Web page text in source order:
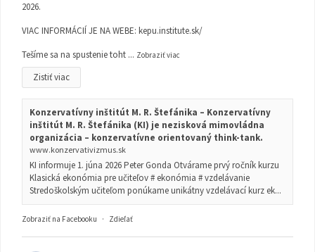
2026.
VIAC INFORMÁCIÍ JE NA WEBE: kepu.institute.sk/
Tešíme sa na spustenie toht ... Zobraziť viac
Zistiť viac
Konzervatívny inštitút M. R. Štefánika – Konzervatívny
inštitút M. R. Štefánika (KI) je nezisková mimovládna
organizácia – konzervatívne orientovaný think-tank.
www.konzervativizmus.sk
KI informuje 1. júna 2026 Peter Gonda Otvárame prvý ročník kurzu
Klasická ekonómia pre učiteľov # ekonómia # vzdelávanie
Stredoškolským učiteľom ponúkame unikátny vzdelávací kurz ek...
Zobraziť na Facebooku · Zdieľať